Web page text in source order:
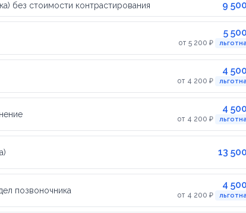
без стоимости контрастирования 9
5
от 5 200 ₽
4
от 4 200 ₽
4
от 4 200 ₽
13
позвоночника 4
от 4 200 ₽